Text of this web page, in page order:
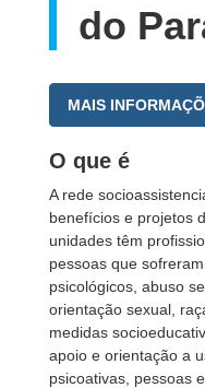
do
MAIS
O que é
A rede
benefícios e projetos
unidades têm
pessoas que
psicológicos, abuso
orientação sexual,
medidas
apoio e orientação a
psicoativas, pessoas